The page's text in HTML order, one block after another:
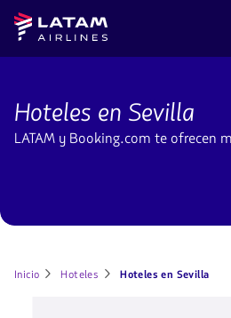
Saltar
menú.
Saltar al
contenido
principal.
Navegación
usuario.
Latam
Airlines
Sevilla
Hoteles en Sevilla
LATAM y Booking.com te ofrecen
Inicio Hoteles Hoteles en Sevilla